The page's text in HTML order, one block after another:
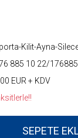
Kilit-Ayna-
885 10 22/
EUR + KDV
SEPETE